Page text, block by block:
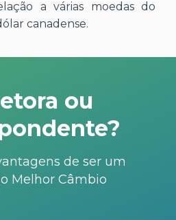
a várias moedas do
canadense.
ou
de ser um
Melhor Câmbio